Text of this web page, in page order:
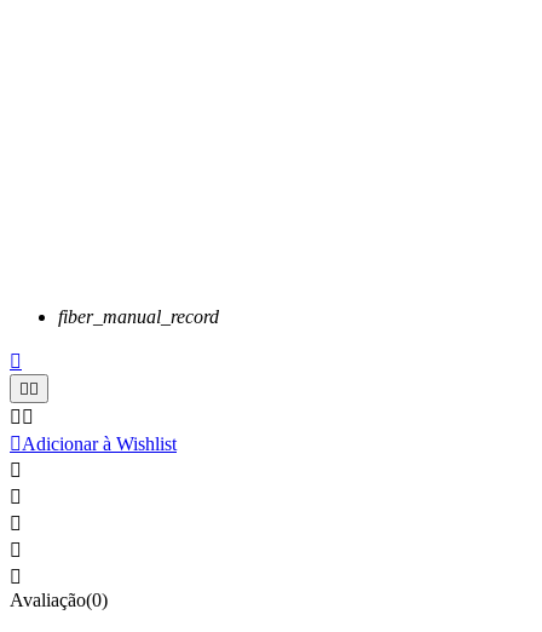
fiber_manual_record

 
 
Adicionar à Wishlist





Avaliação(0)